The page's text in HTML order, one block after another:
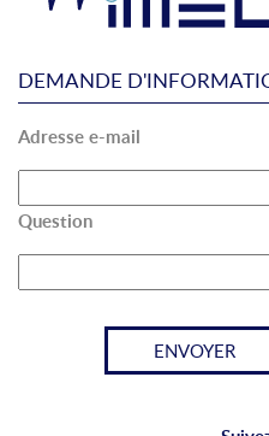
DEMANDE
Adresse e-mail
Question